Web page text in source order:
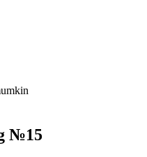
№15